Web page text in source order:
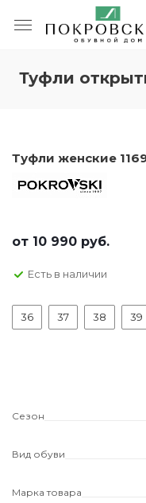
Туфли
Туфли женские
от 10 990 руб.
Есть в наличии
36 37 38 39
Сезон
Вид обуви
Марка товара